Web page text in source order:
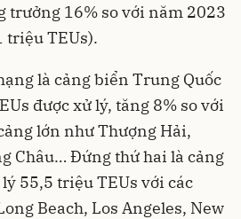
trưởng 16% so với năm 2023
triệu TEUs).
là cảng biển Trung Quốc
được xử lý, tăng 8% so với
lớn như Thượng Hải,
Châu… Đứng thứ hai là cảng
55,5 triệu TEUs với các
Beach, Los Angeles, New